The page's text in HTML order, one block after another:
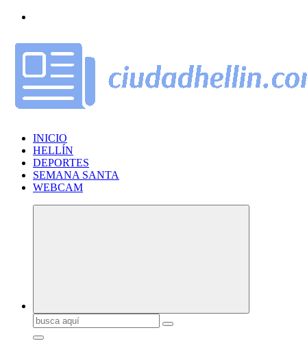
Saltar
contenido
INICIO
HELLÍN
DEPORTES
SEMANA SANTA
WEBCAM
Buscar: